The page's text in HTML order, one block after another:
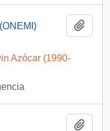
Azócar (1990-